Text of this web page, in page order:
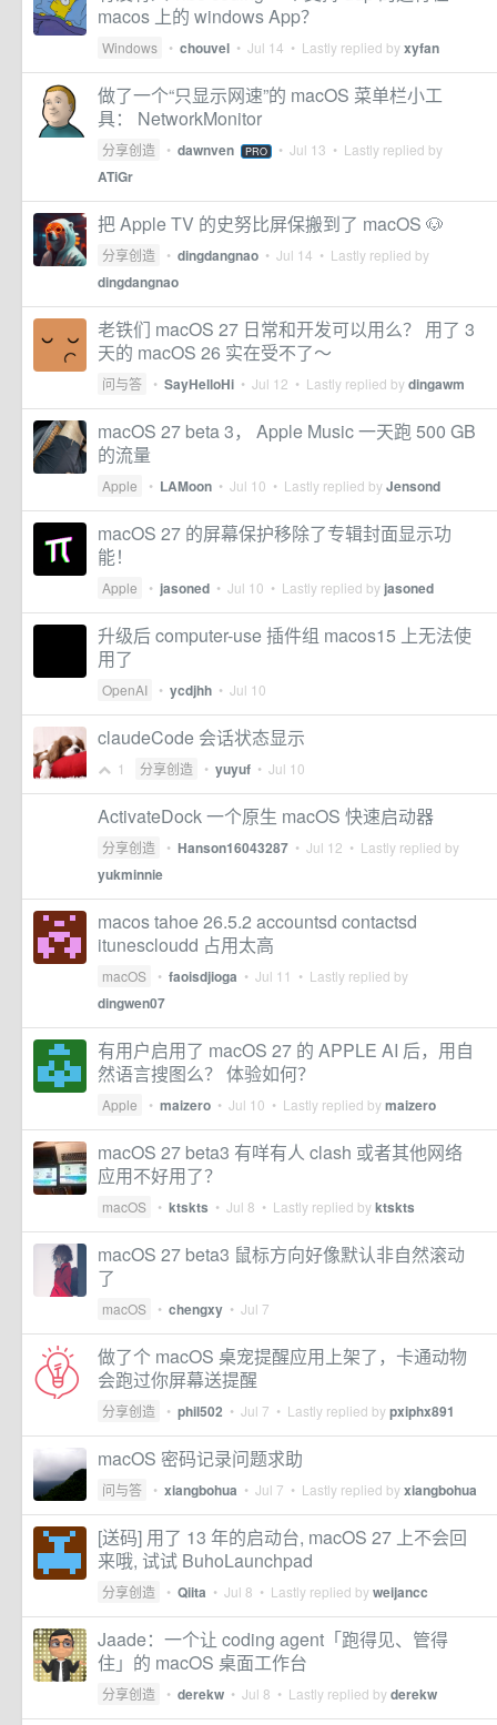
macos 上的 windows App？
Windows • chouvel • Jul 14 • Lastly replied byxyfan
做了一个“只显示网速”的 macOS 菜单栏小工
具： NetworkMonitor
分享创造 • dawnven PRO • Jul 13 • Lastly replied by
ATiGr
把 Apple TV 的史努比屏保搬到了 macOS 🐶
分享创造 • dingdangnao • Jul 14 • Lastly replied by
dingdangnao
老铁们 macOS 27 日常和开发可以用么？ 用了 3
天的 macOS 26 实在受不了～
问与答 • SayHelloHi • Jul 12 • Lastly replied bydingawm
macOS 27 beta 3， Apple Music 一天跑 500 GB
的流量
Apple • LAMoon • Jul 10 • Lastly replied byJensond
macOS 27 的屏幕保护移除了专辑封面显示功
能！
Apple • jasoned • Jul 10 • Lastly replied by jasoned
升级后 computer-use 插件组 macos15 上无法使
用了
OpenAI • ycdjhh • Jul 10
claudeCode 会话状态显示
1 分享创造 • yuyuf • Jul 10
ActivateDock 一个原生 macOS 快速启动器
分享创造 • Hanson16043287 • Jul 12 • Lastly replied by
yukminnie
macos tahoe 26.5.2 accountsd contactsd
itunescloudd 占用太高
macOS • faoisdjioga • Jul 11 • Lastly replied by
dingwen07
有用户启用了 macOS 27 的 APPLE AI 后，用自
然语言搜图么？ 体验如何？
Apple • maizero • Jul 10 • Lastly replied bymaizero
macOS 27 beta3 有咩有人 clash 或者其他网络
应用不好用了？
macOS • ktskts • Jul 8 • Lastly replied byktskts
macOS 27 beta3 鼠标方向好像默认非自然滚动
了
macOS • chengxy • Jul 7
做了个 macOS 桌宠提醒应用上架了，卡通动物
会跑过你屏幕送提醒
分享创造 • phil502 • Jul 7 • Lastly replied bypxiphx891
macOS 密码记录问题求助
问与答 • xiangbohua • Jul 7 • Lastly replied byxiangbohua
[送码] 用了 13 年的启动台, macOS 27 上不会回
来哦, 试试 BuhoLaunchpad
分享创造 • Qiita • Jul 8 • Lastly replied byweijancc
Jaade：一个让 coding agent「跑得见、管得
住」的 macOS 桌面工作台
分享创造 • derekw • Jul 8 • Lastly replied byderekw